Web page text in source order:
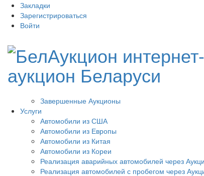
Закладки
Зарегистрироваться
Войти
Завершенные Аукционы
Услуги
Автомобили из США
Автомобили из Европы
Автомобили из Китая
Автомобили из Кореи
Реализация аварийных автомобилей через
Реализация автомобилей с пробегом через